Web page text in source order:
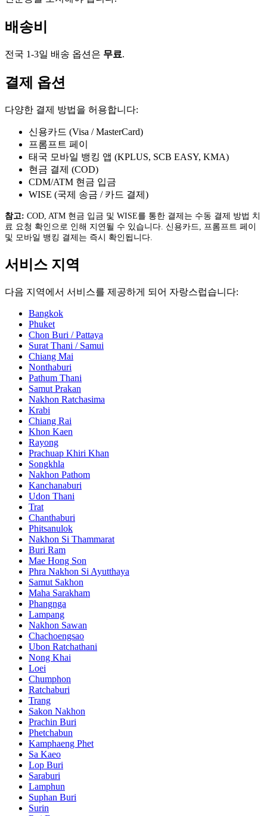
배송비
전국 1-3일 배송 옵션은 무료.
결제 옵션
다양한 결제 방법을 허용합니다:
신용카드 (Visa / MasterCard)
프롬프트 페이
태국 모바일 뱅킹 앱 (KPLUS, SCB EASY, KMA)
현금 결제 (COD)
CDM/ATM 현금 입금
WISE (국제 송금 / 카드 결제)
참고: COD, ATM 현금 입금 및 WISE를 통한 결제는 수동 결제 방법 치
료 요청 확인으로 인해 지연될 수 있습니다. 신용카드, 프롬프트 페이
및 모바일 뱅킹 결제는 즉시 확인됩니다.
서비스 지역
다음 지역에서 서비스를 제공하게 되어 자랑스럽습니다:
Bangkok
Phuket
Chon Buri / Pattaya
Surat Thani / Samui
Chiang Mai
Nonthaburi
Pathum Thani
Samut Prakan
Nakhon Ratchasima
Krabi
Chiang Rai
Khon Kaen
Rayong
Prachuap Khiri Khan
Songkhla
Nakhon Pathom
Kanchanaburi
Udon Thani
Trat
Chanthaburi
Phitsanulok
Nakhon Si Thammarat
Buri Ram
Mae Hong Son
Phra Nakhon Si Ayutthaya
Samut Sakhon
Maha Sarakham
Phangnga
Lampang
Nakhon Sawan
Chachoengsao
Ubon Ratchathani
Nong Khai
Loei
Chumphon
Ratchaburi
Trang
Sakon Nakhon
Prachin Buri
Phetchabun
Kamphaeng Phet
Sa Kaeo
Lop Buri
Saraburi
Lamphun
Suphan Buri
Surin